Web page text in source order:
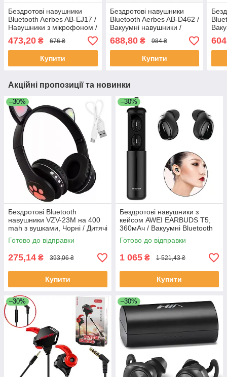
Бездротові навушники
Bluetooth Aerbes AB-EJ17 /
Навушники з мікрофоном /
Накладні навушники
473,20 ₴ 676 ₴
Купити
Бездротові навушники
Bluetooth Aerbes AB-D462 /
Вакуумні навушники /
Портативні навушники з
мікрофоном
688,80₴ 984 ₴
Купити
Акційні пропозиції та новинки
–30%
Бездротові Bluetooth
навушники VZV-23M на 400
mah з вушками, Чорні / Дитячі
навушники з підсвічуванням
Готово до відправки
275,14 ₴ 393,06 ₴
Купити
–30%
Бездротові навушники з
кейсом AWEI EARBUDS T5,
360мАч / Вакуумні Bluetooth
навушники з
шумозаглушенням
Готово до відправки
1 065 ₴ 1 521,43 ₴
Купити
–30% –30%